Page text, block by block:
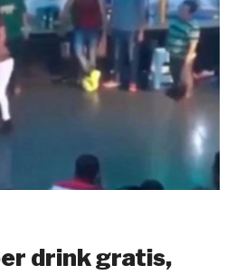
drink gratis,